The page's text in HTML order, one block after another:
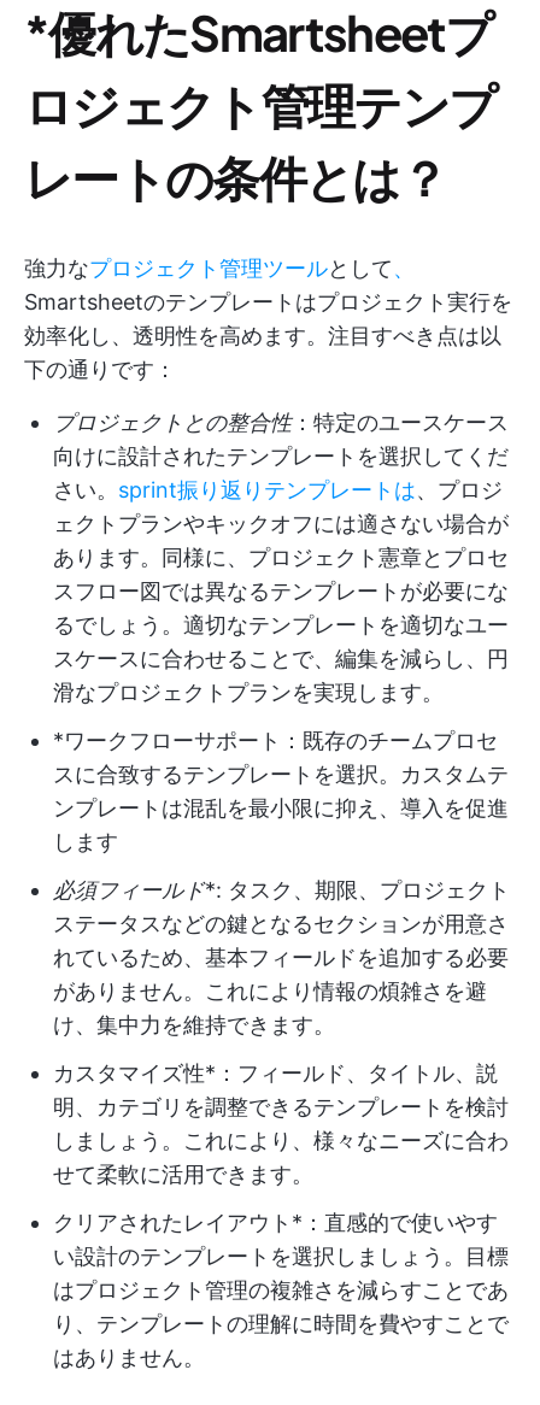
*優れたSmartsheetプ
ロジェクト管理テンプ
レートの条件とは？
強力なプロジェクト管理ツールとして、
Smartsheetのテンプレートはプロジェクト実行を
効率化し、透明性を高めます。注目すべき点は以
下の通りです：
プロジェクトとの整合性：特定のユースケース
向けに設計されたテンプレートを選択してくだ
さい。 sprint振り返りテンプレートは、プロジ
ェクトプランやキックオフには適さない場合が
あります。同様に、プロジェクト憲章とプロセ
スフロー図では異なるテンプレートが必要にな
るでしょう。適切なテンプレートを適切なユー
スケースに合わせることで、編集を減らし、円
滑なプロジェクトプランを実現します。
*ワークフローサポート：既存のチームプロセ
スに合致するテンプレートを選択。カスタムテ
ンプレートは混乱を最小限に抑え、導入を促進
します
必須フィールド*: タスク、期限、プロジェクト
ステータスなどの鍵となるセクションが用意さ
れているため、基本フィールドを追加する必要
がありません。これにより情報の煩雑さを避
け、集中力を維持できます。
カスタマイズ性*：フィールド、タイトル、説
明、カテゴリを調整できるテンプレートを検討
しましょう。これにより、様々なニーズに合わ
せて柔軟に活用できます。
クリアされたレイアウト*：直感的で使いやす
い設計のテンプレートを選択しましょう。目標
はプロジェクト管理の複雑さを減らすことであ
り、テンプレートの理解に時間を費やすことで
はありません。